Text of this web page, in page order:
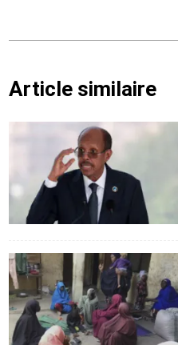
Article similaire